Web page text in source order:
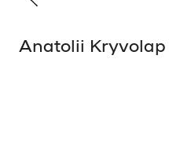
Anatolii Kryvolap